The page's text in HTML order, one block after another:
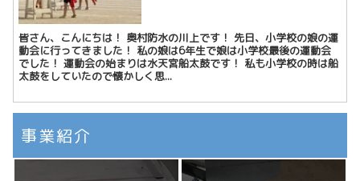
皆さん、こんにちは！ 奥村防水の川上です！ 先日、小学校の娘の運
動会に行ってきました！ 私の娘は6年生で娘は小学校最後の運動会
でした！ 運動会の始まりは水天宮船太鼓です！ 私も小学校の時は船
太鼓をしていたので懐かしく思...
事業紹介